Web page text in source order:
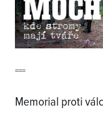
===
Memorial proti